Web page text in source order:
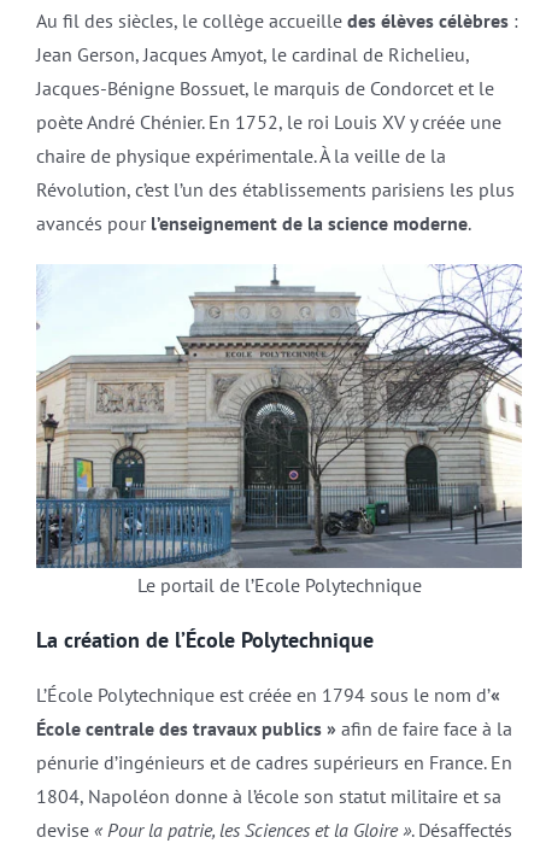
Au fil des siècles, le collège accueille des élèves célèbres:
Jean Gerson, Jacques Amyot, le cardinal de Richelieu,
Jacques-Bénigne Bossuet, le marquis de Condorcet et le
poète André Chénier. En 1752, le roi Louis XV y créée une
chaire de physique expérimentale. À la veille de la
Révolution, c’est l’un des établissements parisiens les plus
avancés pour l’enseignement de la science moderne.
Le portail de l’Ecole Polytechnique
La création de l’École Polytechnique
L’École Polytechnique est créée en 1794 sous le nom d’«
École centrale des travaux publics »afin de faire face à la
pénurie d’ingénieurs et de cadres supérieurs en France. En
1804, Napoléon donne à l’école son statut militaire et sa
devise « Pour la patrie, les Sciences et la Gloire ». Désaffectés